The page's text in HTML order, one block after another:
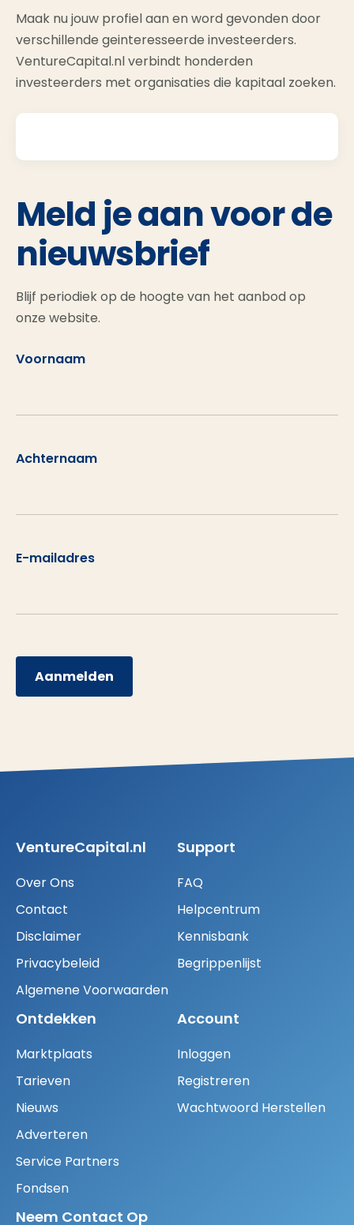
Maak nu jouw profiel aan en word gevonden door
verschillende geinteresseerde investeerders.
VentureCapital.nl verbindt honderden
investeerders met organisaties die kapitaal zoeken.
Meld je aan voor de
nieuwsbrief
Blijf periodiek op de hoogte van het aanbod op
onze website.
Voornaam
Achternaam
E-mailadres
Aanmelden
VentureCapital.nl
Over Ons
Contact
Disclaimer
Privacybeleid
Algemene Voorwaarden
Support
FAQ
Helpcentrum
Kennisbank
Begrippenlijst
Ontdekken
Marktplaats
Tarieven
Nieuws
Adverteren
Service Partners
Fondsen
Account
Inloggen
Registreren
Wachtwoord Herstellen
Neem Contact Op